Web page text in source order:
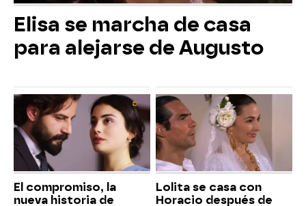
Elisa se marcha de casa
para alejarse de Augusto
El compromiso, la
nueva historia de
Lolita se casa con
Horacio después de